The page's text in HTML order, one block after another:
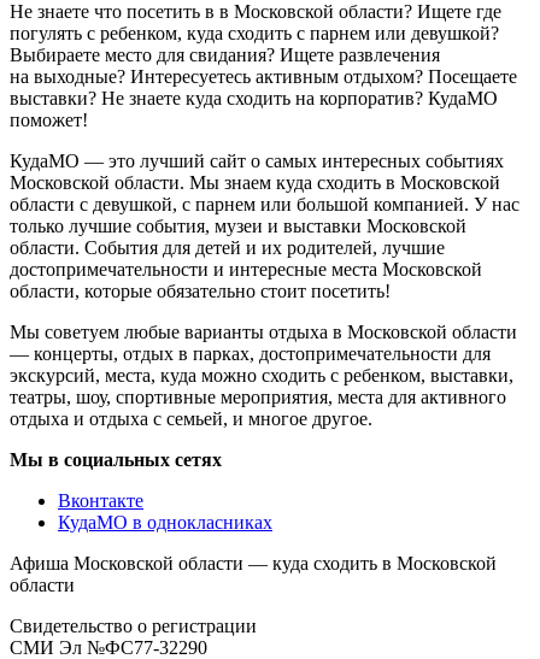
Не знаете что посетить в в Московской области? Ищете где
погулять с ребенком, куда сходить с парнем или девушкой?
Выбираете место для свидания? Ищете развлечения
на выходные? Интересуетесь активным отдыхом? Посещаете
выставки? Не знаете куда сходить на корпоратив? КудаМО
поможет!
КудаМО — это лучший сайт о самых интересных событиях
Московской области. Мы знаем куда сходить в Московской
области с девушкой, с парнем или большой компанией. У нас
только лучшие события, музеи и выставки Московской
области. События для детей и их родителей, лучшие
достопримечательности и интересные места Московской
области, которые обязательно стоит посетить!
Мы советуем любые варианты отдыха в Московской области
— концерты, отдых в парках, достопримечательности для
экскурсий, места, куда можно сходить с ребенком, выставки,
театры, шоу, спортивные мероприятия, места для активного
отдыха и отдыха с семьей, и многое другое.
Мы в социальных сетях
Вконтакте
КудаМО в однокласниках
Афиша Московской области — куда сходить в Московской
области
Свидетельство о регистрации
СМИ Эл №ФС77-32290